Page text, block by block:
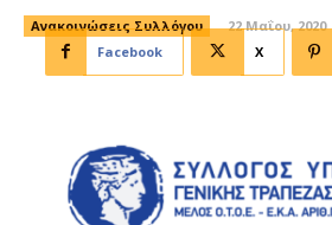
Ανακοινώσεις Συλλόγου
22 Μαΐου, 2020
Facebook
X